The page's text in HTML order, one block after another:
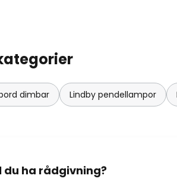
dimbar Lindby pendellampor
du ha rådgivning?